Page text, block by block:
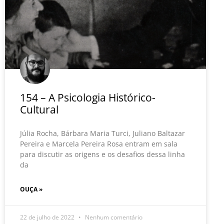
154 – A Psicologia Histórico-
Cultural
Júlia Rocha, Bárbara Maria Turci, Juliano Baltazar
Pereira e Marcela Pereira Rosa entram em sala
para discutir as origens e os desafios dessa linha
da
OUÇA »
22 de julho de 2022 Nenhum comentário